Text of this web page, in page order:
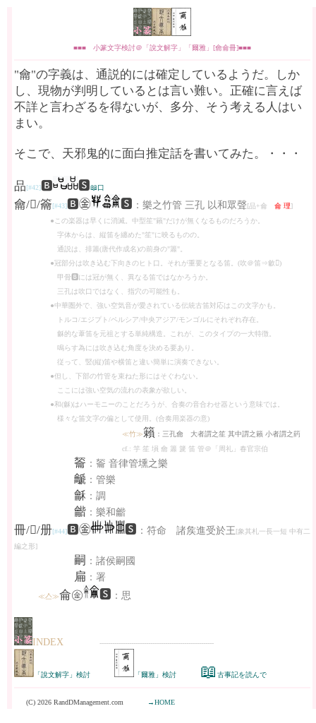
■■■ 小篆文字検討＠「說文解字」「爾雅」[龠侖冊]■■■
"龠"の字義は、通説的には確定しているようだ。しか
し、現物が判明しているとは言い難い。正確に言えば
不詳と言わざるを得ないが、多分、そう考える人はい
まい。
そこで、天邪鬼的に面白推定話を書いてみた。・・・
品[#42]🅱 🆂📖口
龠/𠎤/籥[#43]🅱㊎ 🆂 ：樂之竹管 三孔 以和眾聲[品+侖 侖 理]
●この楽器は早くに消滅。中型笙"籟"だけが無くなるものだろうか。
字体からは、縦笛を纏めた"笙"に映るものの。
通説は、排簫(唐代作成名)の前身の"簫"。
●冠部分は吹き込む下向きのヒト口。それが重要となる笛。(吹＠笛⇒龡𪛐)
甲骨🅱には冠が無く、異なる笛ではなかろうか。
三孔は吹口ではなく、指穴の可能性も。
●中華圏外で、強い空気音が愛されている伝統古笛対応はこの文字かも。
トルコ/エジプト/ペルシア/中央アジア/モンゴルにそれぞれ存在。
龢的な葦笛を元祖とする単純構造。これが、このタイプの一大特徴。
鳴らす為には吹き込む角度を決める要あり。
従って、竪(縦)笛や横笛と違い簡単に演奏できない。
●但し、下部の竹管を束ねた形にはそぐわない。
ここには強い空気の流れの表象が欲しい。
●和(龢)はハーモニーのことだろうが、合奏の音合わせ器という意味では。
様々な笛文字の偏として使用。(合奏用楽器の意)
≪竹≫籟 ：三孔龠 大者謂之笙 其中謂之籟 小者謂之箹
cf.: 竽 笙 塤 龠 簫 篪 笛 管＠「周礼」春官宗伯
䶴 ：䶴 音律管壎之樂
䶵 ：管樂
龢 ：調
龤 ：樂和龤
冊/𠕋/册[#44]🅱㊎ 🆂 ：符命 諸矦進受於王 [象其札一長一短 中有二
編之形]
嗣 ：諸侯嗣國
扁 ：署
≪亼≫侖㊎ 🆂 ：思
INDEX ------------------------------------------------------
「說文解字」検討 「爾雅」検討 📖 古事記を読んで
(C) 2026 RandDManagement.com →HOME